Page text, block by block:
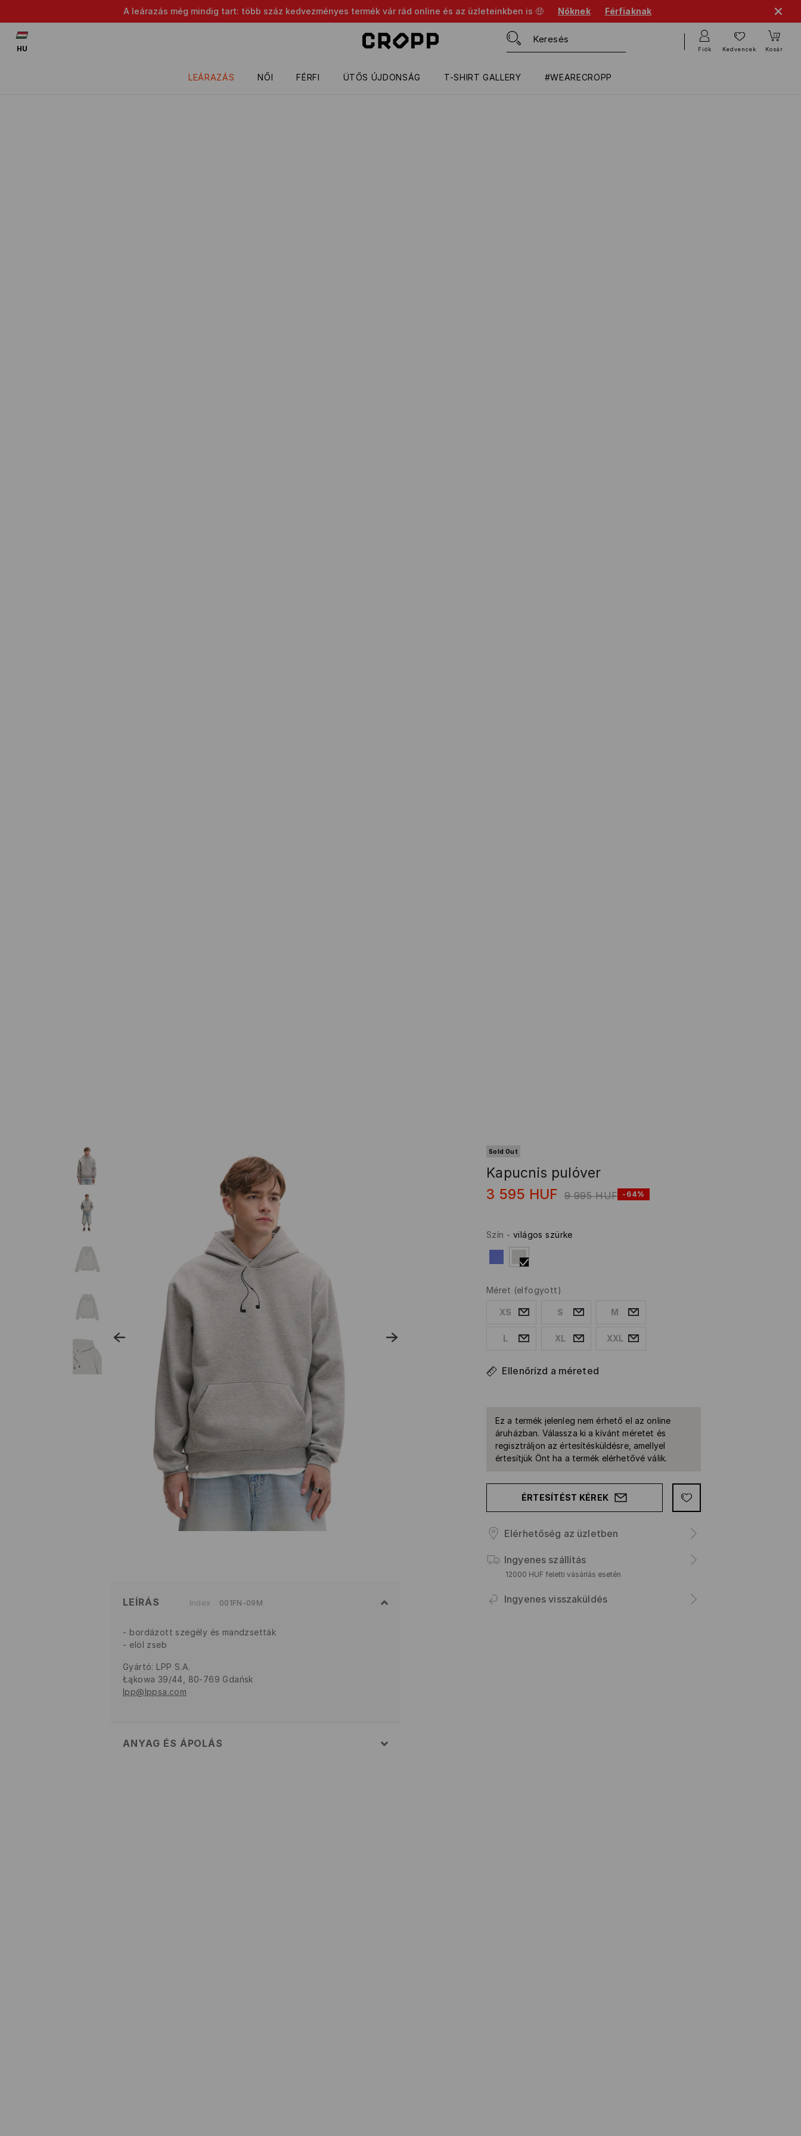
A leárazás még mindig tart: több száz kedvezményes termék vár rád online és az üzleteinkben is 🤑 Nőknek Férfiaknak
LEÁRAZÁS NŐI FÉRFI ÜTŐS ÚJDONSÁG T-SHIRT GALLERY #WEARECROPP
HU Fiók Kedvencek Kosár
Sold Out
Kapucnis pulóver
3 595 HUF 9 995 HUF -64%
Szín - világos szürke
Méret (elfogyott)
XS S M
L XL XXL
Ellenőrízd a méreted
Ez a termék jelenleg nem érhető el az online
áruházban. Válassza ki a kívánt méretet és
regisztráljon az értesítésküldésre, amellyel
értesítjük Önt ha a termék elérhetővé válik.
ÉRTESÍTÉST KÉREK
Elérhetőség az üzletben
Ingyenes szállítás
12000 HUF feletti vásárlás esetén
Ingyenes visszaküldés
LEÍRÁS Index 001FN-09M
bordázott szegély és mandzsetták
elöl zseb
Gyártó: LPP S.A.
Łąkowa 39/44, 80-769 Gdańsk
lpp@lppsa.com
ANYAG ÉS ÁPOLÁS